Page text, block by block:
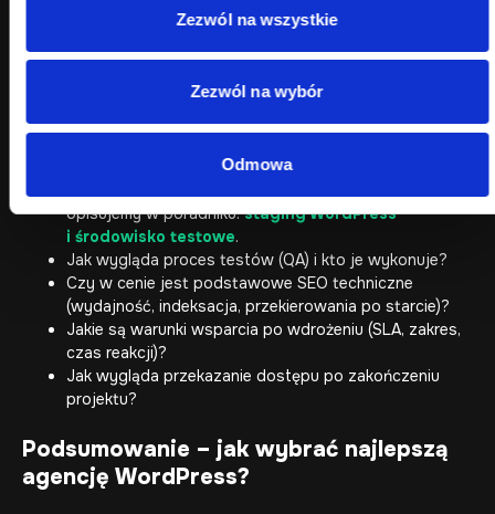
Zezwól na wszystkie
Zezwól na wybór
Odmowa
Czy projekt będzie budowany na dedykowanym
motywie czy na gotowym szablonie? Jakie są
Czy otrzymam środowisko testowe (staging)
i możliwość akceptacji przed publikacją? Warto
o proces testów, blokadę indeksacji, akceptację zmian
opisujemy w poradniku:staging WordPress
i środowisko testowe.
Jak wygląda proces testów (QA) i kto je wykonuje?
Czy w cenie jest podstawowe SEO techniczne
(wydajność, indeksacja, przekierowania po starcie)?
Jakie są warunki wsparcia po wdrożeniu (SLA, zakres,
czas reakcji)?
Jak wygląda przekazanie dostępu po zakończeniu
projektu?
Podsumowanie – jak wybrać najlepszą
agencję WordPress?